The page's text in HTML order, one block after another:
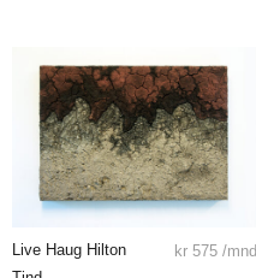
Live Haug Hilton
kr 575 /mnd